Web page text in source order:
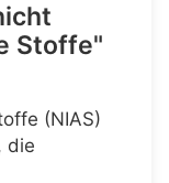
Stoffe"
(NIAS)
die